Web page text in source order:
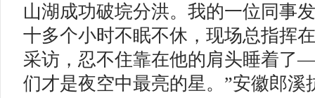
山湖成功破垸分洪。我的一位同
十多个小时不眠不休，现场总指挥
采访，忍不住靠在他的肩头睡着了
们才是夜空中最亮的星。”安徽郎溪